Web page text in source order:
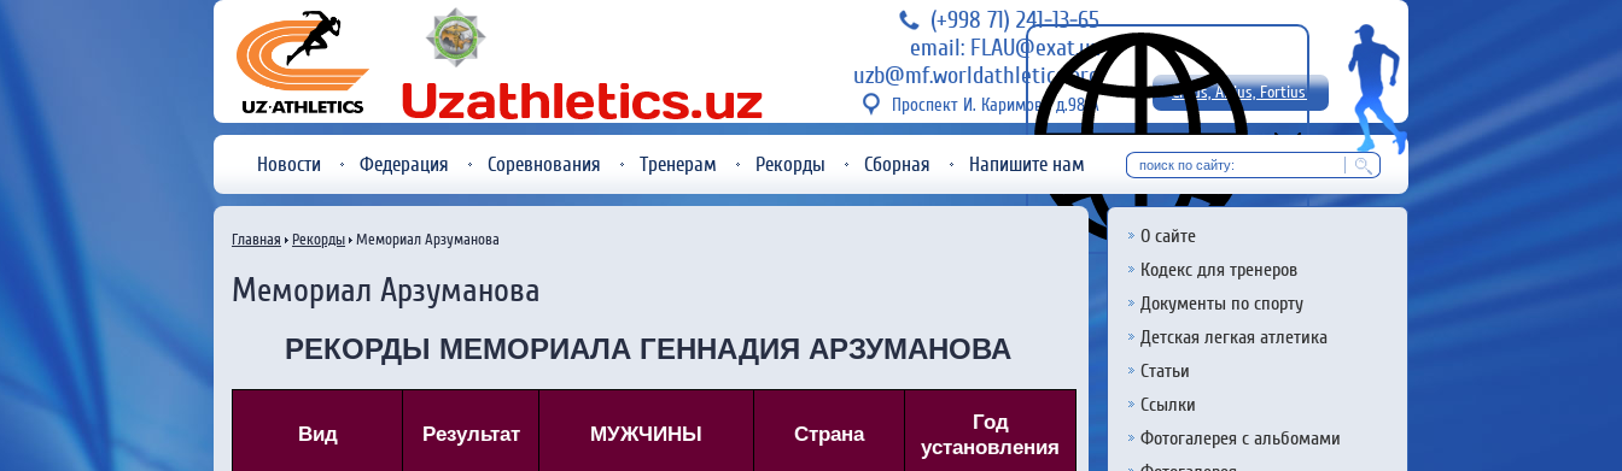
(+998 71) 241-13-65
email: FLAU@exat.uz
uzb@mf.worldathletics.org
Проспект И. Каримова д.98 А
Citius, Altius, Fortius!
RU
Новости Федерация Соревнования Тренерам Рекорды Сборная Напишите нам
О сайте
Кодекс для тренеров
Документы по спорту
Детская легкая атлетика
Статьи
Ссылки
Фотогалерея с альбомами
Главная Рекорды Мемориал Арзуманова
Мемориал Арзуманова
РЕКОРДЫ МЕМОРИАЛА ГЕННАДИЯ АРЗУМАНОВА
Вид Результат МУЖЧИНЫ Страна
Год
установления